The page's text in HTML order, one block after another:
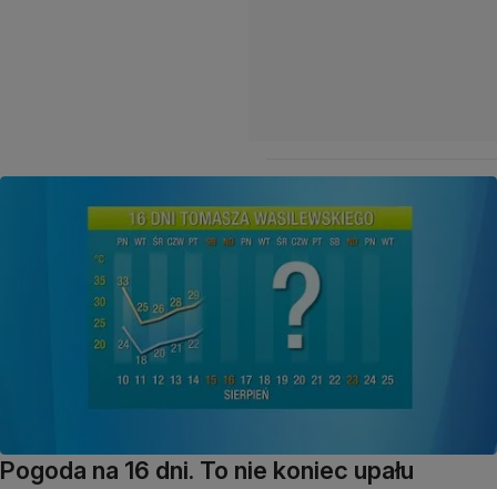
Pogoda na 16 dni. To nie koniec upału